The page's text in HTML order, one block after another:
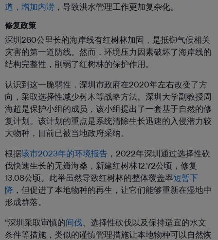
道，增加内涝 ，导致洪水管理工作更加复杂化。
修复政策
深圳260公里长的海岸线有红树林加固，是抵御气候相关
灾害的第一道防线。然而，环境压力因素破坏了海岸线的
结构完整性，削弱了红树林的保护作用。
认识到这一脆弱性，深圳市政府在2020年左右改变了方
向，采取选择性减少树木等战略方法。深圳大学副教授周
海超是保护小组的成员，该小组提出了一套基于自然的修
复计划。该计划的重点是系统清除生长迅速的入侵潜力较
大物种，目前已被当地政府采纳。
根据该市2023年的环境报告 ，2022年深圳通过选择性砍
伐快速生长的无瓣海桑，新建红树林12.72公顷，修复
13.08公顷。此举虽然导致红树林的整体覆盖率短暂下
降 ，但促进了本地物种的再生，让它们能够重新在湿地中
形成群落。
“深圳采取审慎的间伐 、选择性砍伐以及保持适宜的水文
条件等措施，类似的谨慎管理措施让本地物种可以自然恢